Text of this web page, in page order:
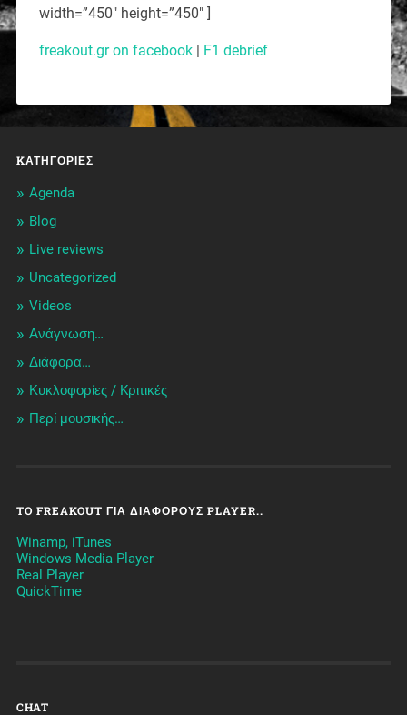
width=”450″ height=”450″ ]
freakout.gr on facebook| F1 debrief
KΑΤΗΓΟΡΊΕΣ
Agenda
Blog
Live reviews
Uncategorized
Videos
Ανάγνωση…
Διάφορα…
Κυκλοφορίες / Kριτικές
Περί μουσικής…
TO FREAKOUT ΓΙΑ ΔΙΆΦΟΡΟΥΣ PLAYER..
Winamp, iTunes
Windows Media Player
Real Player
QuickTime
CHAT